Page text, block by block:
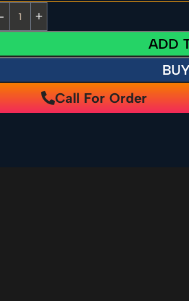
ADD
Call For Order